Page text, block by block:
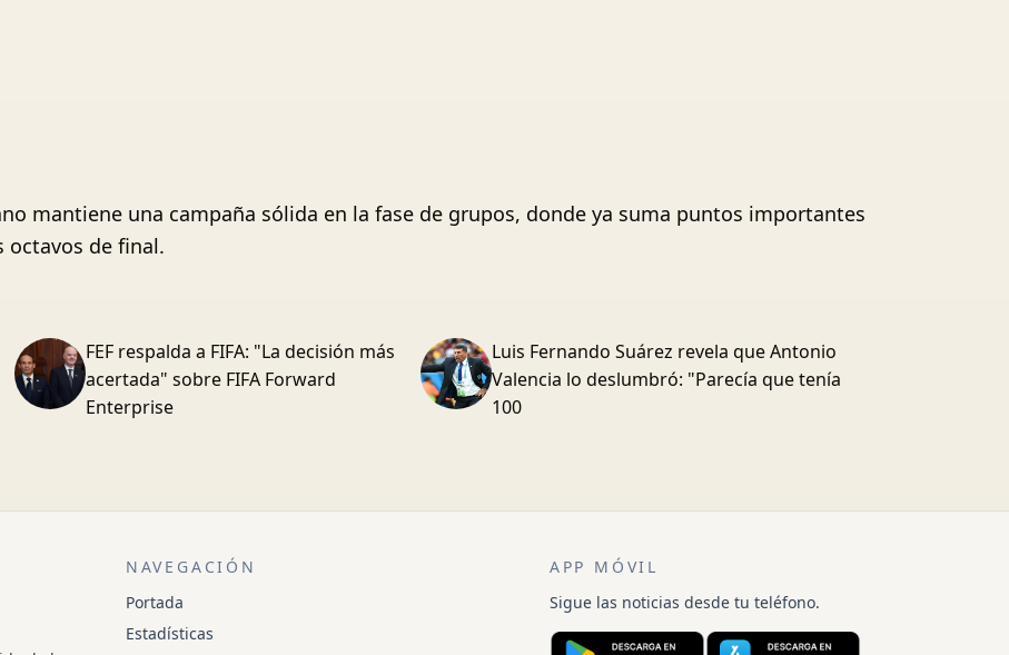
mantiene una campaña sólida en la fase de grupos, donde ya suma puntos importantes
octavos de final.
FEF respalda a FIFA: "La decisión más
acertada" sobre FIFA Forward
Enterprise
Luis Fernando Suárez revela que Antonio
Valencia lo deslumbró: "Parecía que tenía
100
NAVEGACIÓN
Portada
Estadísticas
APP MÓVIL
Sigue las noticias desde tu teléfono.